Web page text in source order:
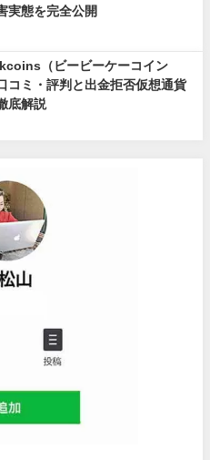
実態を完全公開
（ビービーケーコイン
コミ・評判と出金拒否仮想通貨
底解説